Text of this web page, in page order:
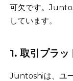
可欠です。
しています。
1. 取引プラッ
Juntoshiは、ユ